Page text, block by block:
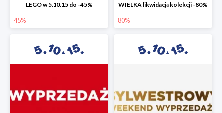
LEGO w 5.10.15 do -45%
45%
WIELKA likwidacja kolekcji -80%
80%